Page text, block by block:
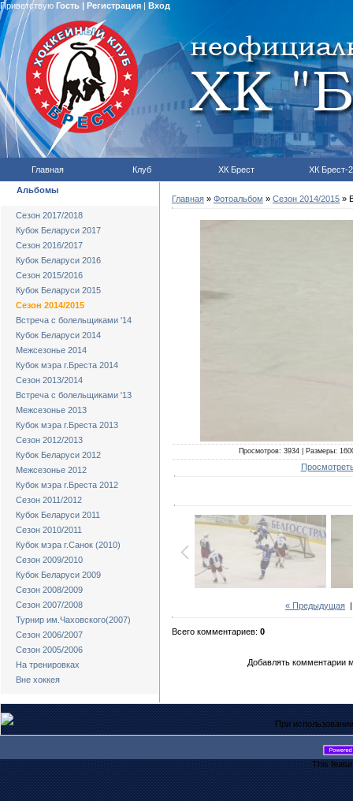
Приветствую Гость | Регистрация| Вход
Главная Клуб ХК Брест ХК Брест-2
Альбомы
Сезон 2017/2018
Кубок Беларуси 2017
Сезон 2016/2017
Кубок Беларуси 2016
Сезон 2015/2016
Кубок Беларуси 2015
Сезон 2014/2015
Встреча с болельщиками '14
Кубок Беларуси 2014
Межсезонье 2014
Кубок мэра г.Бреста 2014
Сезон 2013/2014
Встреча с болельщиками '13
Межсезонье 2013
Кубок мэра г.Бреста 2013
Сезон 2012/2013
Кубок Беларуси 2012
Межсезонье 2012
Кубок мэра г.Бреста 2012
Сезон 2011/2012
Кубок Беларуси 2011
Сезон 2010/2011
Кубок мэра г.Санок (2010)
Сезон 2009/2010
Кубок Беларуси 2009
Сезон 2008/2009
Сезон 2007/2008
Турнир им.Чаховского(2007)
Сезон 2006/2007
Сезон 2005/2006
На тренировках
Вне хоккея
Главная » Фотоальбом » Сезон 2014/2015 »
Просмотров: 3934 | Размеры:
« Предыдущая
Всего комментариев: 0
Добавлять комментарии
При
This